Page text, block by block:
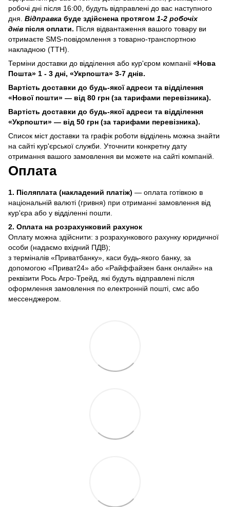
робочі дні після 16:00, будуть відправлені до вас наступного
дня. Відправка буде здійснена протягом 1-2 робочіх
днів після оплати. Після відвантаження вашого товару ви
отримаєте SMS-повідомлення з товарно-транспортною
накладною (ТТН).
Терміни доставки до відділення або кур'єром компанії «Нова
Пошта» 1 - 3 дні, «Укрпошта» 3-7 днів.
Вартість доставки до будь-якої адреси та відділення
«Нової пошти» — від 80 грн (за тарифами перевізника).
Вартість доставки до будь-якої адреси та відділення
«Укрпошти» — від 50 грн (за тарифами перевізника).
Список міст доставки та графік роботи відділень можна знайти
на сайті кур'єрської служби. Уточнити конкретну дату
отримання вашого замовлення ви можете на сайті компаній.
Оплата
1. Післяплата (накладений платіж) — оплата готівкою в
національній валюті (гривня) при отриманні замовлення від
кур'єра або у відділенні пошти.
2. Оплата на розрахунковий рахунок
Оплату можна здійснити: з розрахункового рахунку юридичної
особи (надаємо вхідний ПДВ);
з терміналів «Приватбанку», каси будь-якого банку, за
допомогою «Приват24» або «Райффайзен банк онлайн» на
реквізити Рось Агро-Трейд, які будуть відправлені після
оформлення замовлення по електронній пошті, смс або
мессенджером.